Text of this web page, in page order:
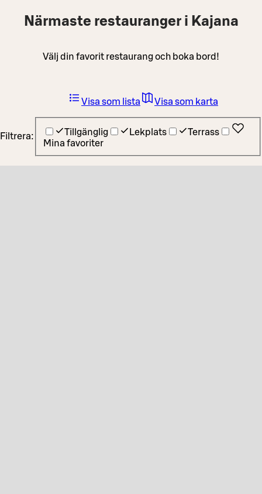
Närmaste restauranger i Kajana
Välj din favorit restaurang och boka bord!
Filtrera: Tillgänglig Lekplats
Terrass
Mina favoriter
Visa som lista Visa som karta